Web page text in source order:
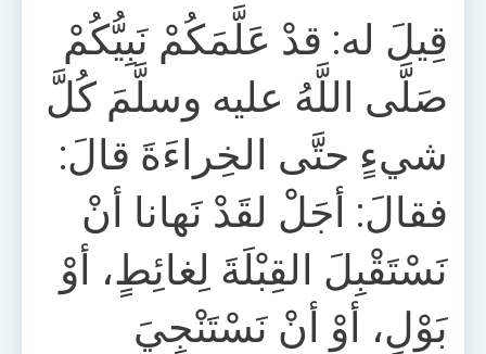
قِيلَ له: قدْ عَلَّمَكُمْ نَبِيُّكُمْ
صَلَّى اللَّهُ عليه وسلَّمَ كُلَّ
شيءٍ حتَّى الخِراءَةَ قالَ:
فقالَ: أجَلْ لقَدْ نَهانا أنْ
نَسْتَقْبِلَ القِبْلَةَ لِغائِطٍ، أوْ
بَوْلٍ، أوْ أنْ نَسْتَنْجِيَ